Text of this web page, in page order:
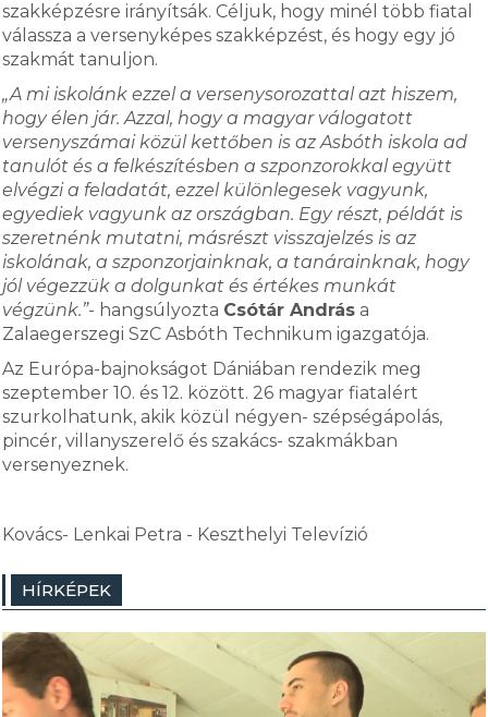
szakképzésre irányítsák. Céljuk, hogy minél több fiatal
válassza a versenyképes szakképzést, és hogy egy jó
szakmát tanuljon.
„A mi iskolánk ezzel a versenysorozattal azt hiszem,
hogy élen jár. Azzal, hogy a magyar válogatott
versenyszámai közül kettőben is az Asbóth iskola ad
tanulót és a felkészítésben a szponzorokkal együtt
elvégzi a feladatát, ezzel különlegesek vagyunk,
egyediek vagyunk az országban. Egy részt, példát is
szeretnénk mutatni, másrészt visszajelzés is az
iskolának, a szponzorjainknak, a tanárainknak, hogy
jól végezzük a dolgunkat és értékes munkát
végzünk.”- hangsúlyozta Csótár András a
Zalaegerszegi SzC Asbóth Technikum igazgatója.
Az Európa-bajnokságot Dániában rendezik meg
szeptember 10. és 12. között. 26 magyar fiatalért
szurkolhatunk, akik közül négyen- szépségápolás,
pincér, villanyszerelő és szakács- szakmákban
versenyeznek.
Kovács- Lenkai Petra - Keszthelyi Televízió
HÍRKÉPEK